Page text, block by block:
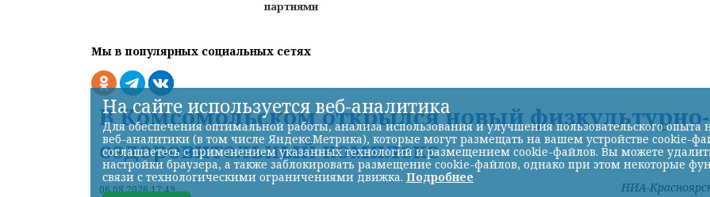
партиями
Мы в популярных социальных сетях
В Комсомольском открылся новый физкультурно-
оздоровительный комплекс
06.08.2026 17:49 НИА-
На сайте используется веб-аналитика
Для обеспечения оптимальной работы, анализа использования и улучшения пользовательского опыта
веб-аналитики (в том числе Яндекс.Метрика), которые могут размещать на вашем устройстве cookie-
соглашаетесь с применением указанных технологий и размещением cookie-файлов. Вы можете
настройки браузера, а также заблокировать размещение cookie-файлов, однако при этом некоторые
связи с технологическими ограничениями движка. Подробнее